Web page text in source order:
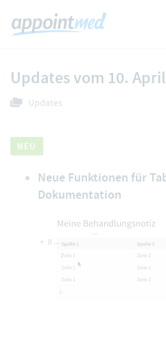
Updates vom 10.
Updates
NEU
Neue Funktionen für
Dokumentation